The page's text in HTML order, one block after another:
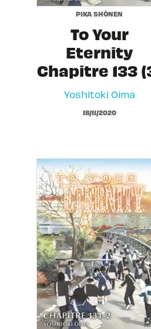
PIKA SHÔNEN
To Your
Eternity
Chapitre 133
Yoshitoki Oima
18/11/2020